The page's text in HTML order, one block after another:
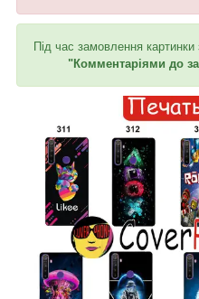
Під час замовлення
"Комментаріями до